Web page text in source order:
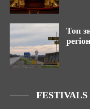
Топ
FESTIVALS